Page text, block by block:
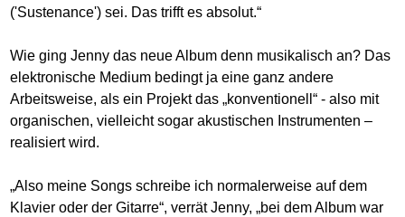
('Sustenance') sei. Das trifft es absolut.“
Wie ging Jenny das neue Album denn musikalisch an? Das
elektronische Medium bedingt ja eine ganz andere
Arbeitsweise, als ein Projekt das „konventionell“ - also mit
organischen, vielleicht sogar akustischen Instrumenten –
realisiert wird.
„Also meine Songs schreibe ich normalerweise auf dem
Klavier oder der Gitarre“, verrät Jenny, „bei dem Album war